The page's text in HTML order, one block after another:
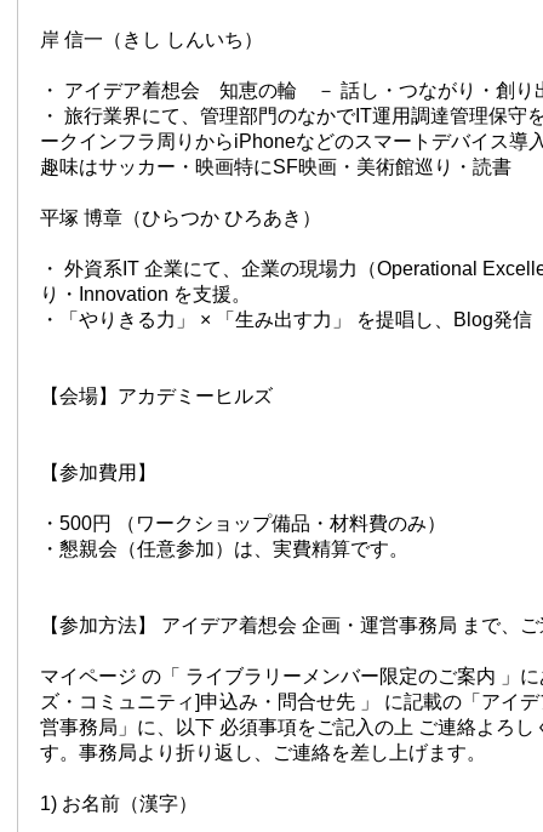
岸 信一（きし しんいち）
・ アイデア着想会 知恵の輪 － 話し・つながり・創り
・ 旅行業界にて、管理部門のなかでIT運用調達管理保守
ークインフラ周りからiPhoneなどのスマートデバイス導
趣味はサッカー・映画特にSF映画・美術館巡り・読書
平塚 博章（ひらつか ひろあき）
・ 外資系IT 企業にて、企業の現場力（Operational
り・Innovation を支援。
・「やりきる力」 × 「生み出す力」 を提唱し、Blog発信
【会場】アカデミーヒルズ
【参加費用】
・500円 （ワークショップ備品・材料費のみ）
・懇親会（任意参加）は、実費精算です。
【参加方法】 アイデア着想会 企画・運営事務局 まで、
マイページ の「 ライブラリーメンバー限定のご案内 」
ズ・コミュニティ]申込み・問合せ先 」 に記載の「アイ
営事務局」に、以下 必須事項をご記入の上 ご連絡よろし
す。事務局より折り返し、ご連絡を差し上げます。
1) お名前（漢字）